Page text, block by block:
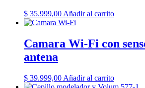
$ 35.999,00 Añadir al carrito
Camara Wi-Fi con
antena
$ 39.999,00 Añadir al carrito